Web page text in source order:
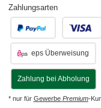
Zahlungsarten
eps Überweisung
Zahlung bei Abholung
* nur für Gewerbe Premium-